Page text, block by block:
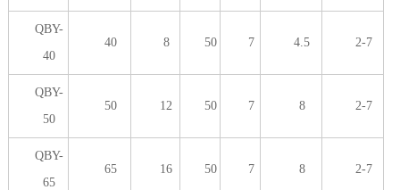
QBY-
40
40 8 50 7 4.5 2-7
QBY-
50
50 12 50 7 8 2-7
QBY-
65
65 16 50 7 8 2-7